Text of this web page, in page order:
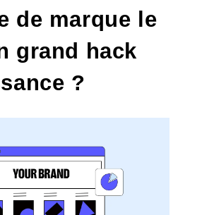
de marque le
grand hack
?